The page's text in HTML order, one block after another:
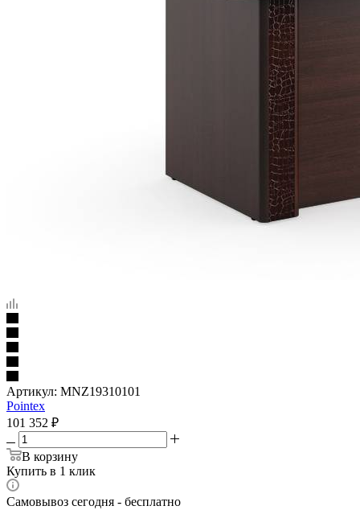
Артикул: MNZ19310101
Pointex
101 352 ₽
В корзину
Купить в 1 клик
Самовывоз сегодня - бесплатно